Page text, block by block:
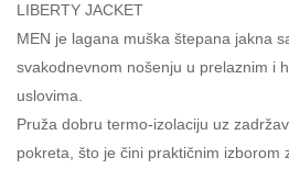
LIBERTY JACKET
MEN je lagana muška štepana jakna
svakodnevnom nošenju u prelaznim i
uslovima.
Pruža dobru termo-izolaciju uz
pokreta, što je čini praktičnim izborom